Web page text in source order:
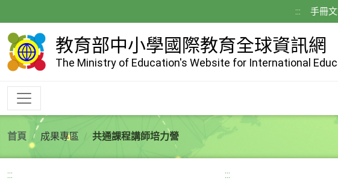
到
主
內
::: 手冊
教育部中小學國際教育全球資訊網
The Ministry of Education's Website for International
首頁 成果專區 共通課程講師培力營
::: :::